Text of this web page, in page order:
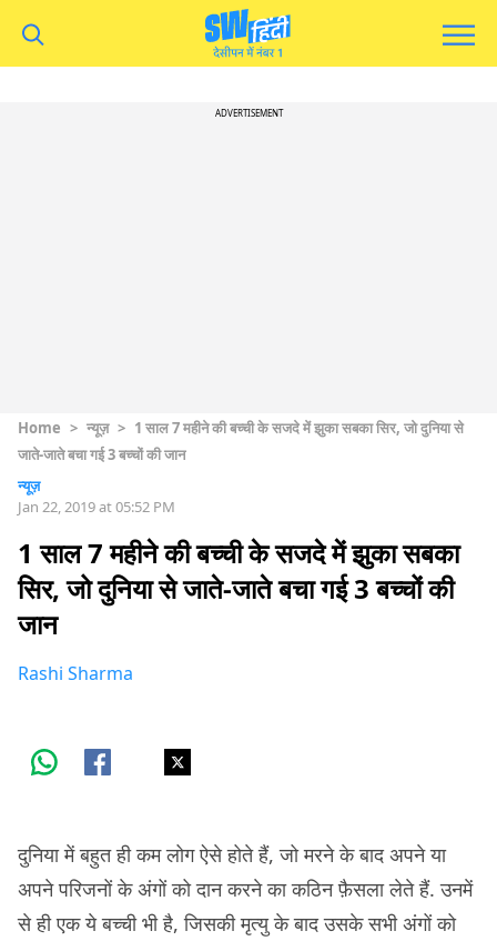
ADVERTISEMENT
Home > न्यूज़ > 1 साल 7 महीने की बच्ची के सजदे में झुका सबका सिर, जो दुनिया से
जाते-जाते बचा गई 3 बच्चों की जान
न्यूज़
Jan 22, 2019 at 05:52 PM
1 साल 7 महीने की बच्ची के सजदे में झुका सबका
सिर, जो दुनिया से जाते-जाते बचा गई 3 बच्चों की
जान
Rashi Sharma
दुनिया में बहुत ही कम लोग ऐसे होते हैं, जो मरने के बाद अपने या
अपने परिजनों के अंगों को दान करने का कठिन फ़ैसला लेते हैं. उनमें
से ही एक ये बच्ची भी है, जिसकी मृत्यु के बाद उसके सभी अंगों को